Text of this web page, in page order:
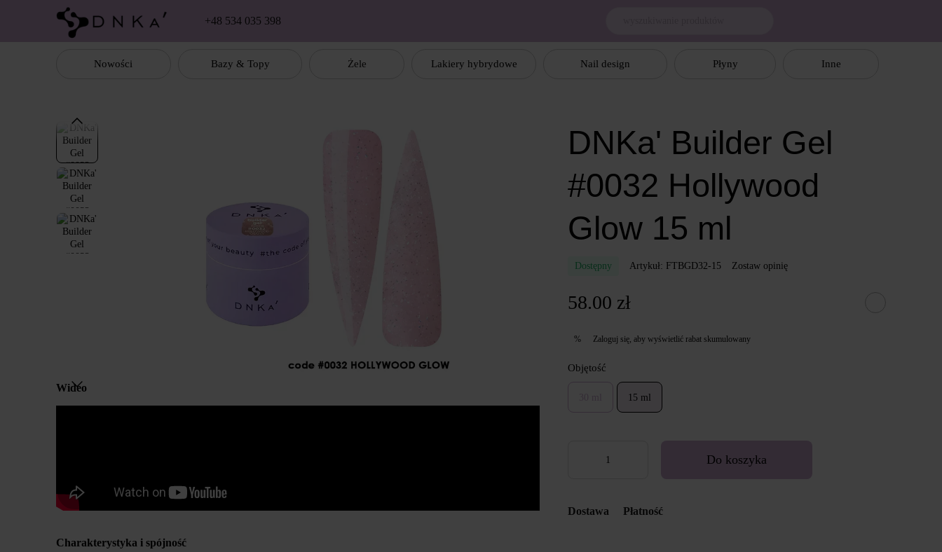
Перейти к основному контенту
+48 534 035 398
Nowości Bazy & Topy Żele Lakiery hybrydowe Nail design Płyny Inne
Wideo
Charakterystyka i spójność
DNKa' Builder Gel
#0032 Hollywood
Glow 15 ml
Dostępny Artykuł: FTBGD32-15 Zostaw opinię
58.00 zł
% Zaloguj się , aby wyświetlić rabat skumulowany
Objętość
15 ml
Do koszyka
Dostawa Płatność